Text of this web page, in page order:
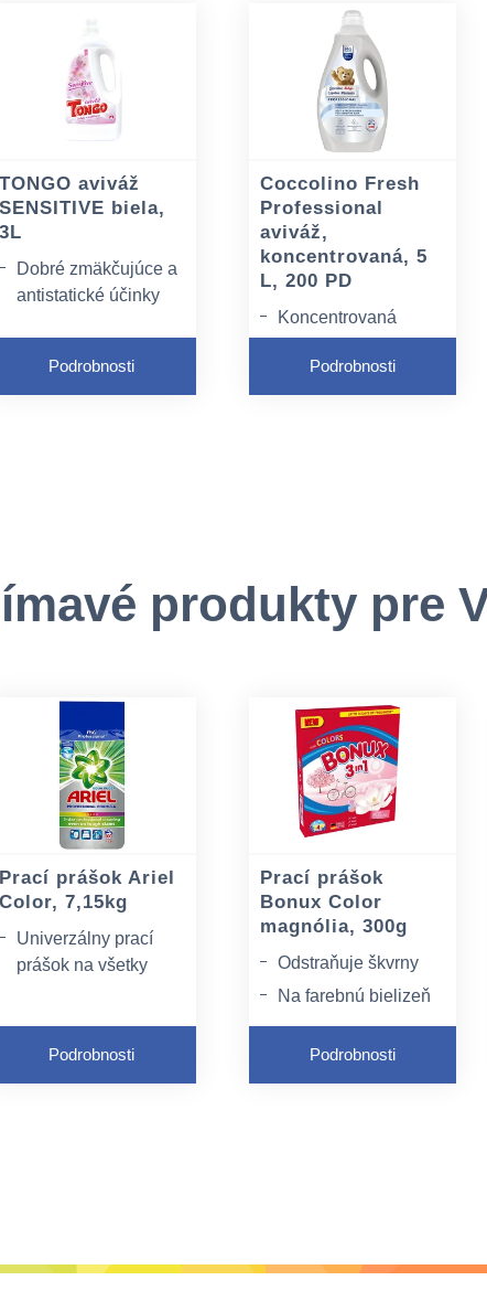
TONGO aviváž
SENSITIVE biela,
3L
Dobré zmäkčujúce a
antistatické účinky
Podrobnosti
Coccolino Fresh
Professional
aviváž,
koncentrovaná, 5
L, 200 PD
Koncentrovaná
aviváž
Vhodná pre všetky
Podrobnosti
produkty pre
Prací prášok Ariel
Color, 7,15kg
Univerzálny prací
prášok na všetky
Súčasťou sú zložky,
ktoré sú účinné pri
Podrobnosti
Prací prášok
Bonux Color
magnólia, 300g
Odstraňuje škvrny
Na farebnú bielizeň
Zachováva
oblečeniu jeho
belosť
Podrobnosti